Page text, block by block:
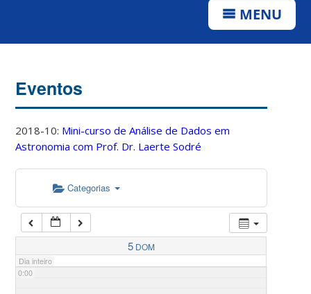
MENU
Eventos
2018-10: Mini-curso de Análise de Dados em
Astronomia com Prof. Dr. Laerte Sodré
Categorias
5 DOM
Dia inteiro
0:00